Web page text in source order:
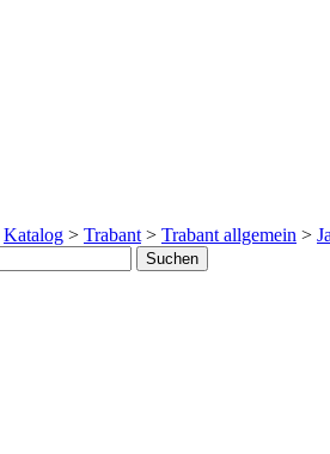
Katalog > Trabant > Trabant allgemein >